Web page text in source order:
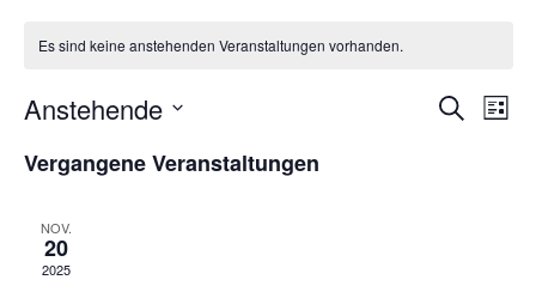
Es sind keine anstehenden Veranstaltungen vorhanden.
Suche
Liste
Anstehende
wählen.
Vergangene Veranstaltungen
NOV.
20
2025